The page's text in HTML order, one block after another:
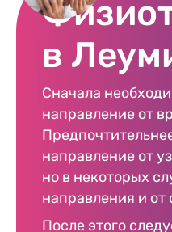
в
Сначала
направление от
направление от
но в некоторых
направления и от
После этого